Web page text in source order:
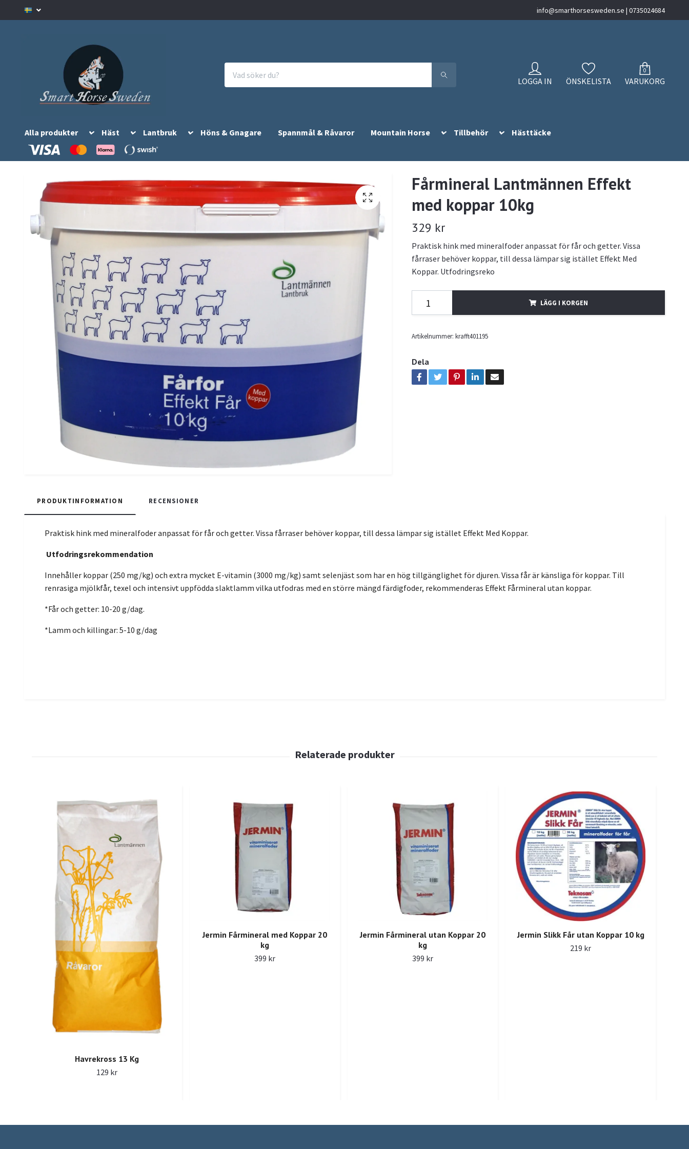
info@smarthorsesweden.se | 0735024684
LOGGA IN ÖNSKELISTA
0
VARUKORG
Alla produkter Häst Lantbruk Höns & Gnagare Spannmål & Råvaror Mountain Horse Tillbehör Hästtäcke
Fårmineral Lantmännen Effekt
med koppar 10kg
329 kr
Praktisk hink med mineralfoder anpassat för får och getter. Vissa
fårraser behöver koppar, till dessa lämpar sig istället Effekt Med
Koppar. Utfodringsreko
LÄGG I KORGEN
Artikelnummer: krafft401195
Dela
PRODUKTINFORMATION RECENSIONER
Praktisk hink med mineralfoder anpassat för får och getter. Vissa fårraser behöver koppar, till dessa lämpar sig istället Effekt Med Koppar.
Utfodringsrekommendation
Innehåller koppar (250 mg/kg) och extra mycket E-vitamin (3000 mg/kg) samt selenjäst som har en hög tillgänglighet för djuren. Vissa får är känsliga för koppar. Till
renrasiga mjölkfår, texel och intensivt uppfödda slaktlamm vilka utfodras med en större mängd färdigfoder, rekommenderas Effekt Fårmineral utan koppar.
*Får och getter: 10-20 g/dag.
*Lamm och killingar: 5-10 g/dag
Havrekross 13 Kg
129 kr
Jermin Fårmineral med Koppar 20
kg
399 kr
Jermin Fårmineral utan Koppar 20
kg
399 kr
Jermin Slikk Får utan Koppar 10 kg
219 kr